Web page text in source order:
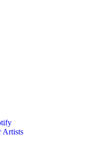
Artists